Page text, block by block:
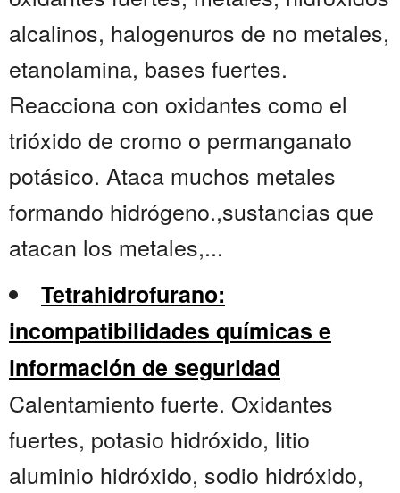
alcalinos, halogenuros de no metales,
etanolamina, bases fuertes.
Reacciona con oxidantes como el
trióxido de cromo o permanganato
potásico. Ataca muchos metales
formando hidrógeno.,sustancias que
atacan los metales,...
Tetrahidrofurano:
incompatibilidades químicas e
información de seguridad
Calentamiento fuerte. Oxidantes
fuertes, potasio hidróxido, litio
aluminio hidróxido, sodio hidróxido,